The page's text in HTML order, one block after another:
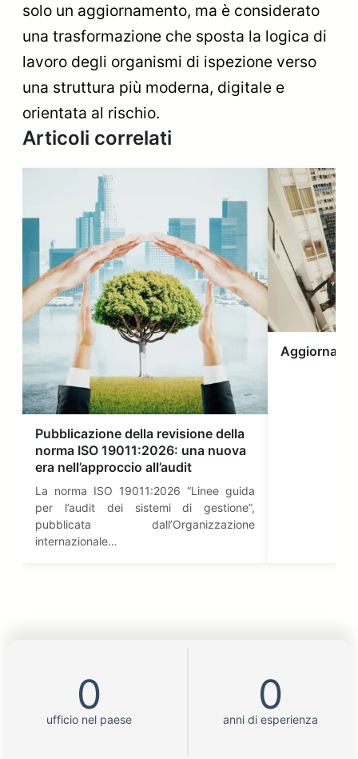
solo un aggiornamento, ma è considerato
una trasformazione che sposta la logica di
lavoro degli organismi di ispezione verso
una struttura più moderna, digitale e
orientata al rischio.
Articoli correlati
Pubblicazione della revisione della
norma ISO 19011:2026: una nuova
era nell’approccio all’audit
La norma ISO 19011:2026 “Linee guida
per l’audit dei sistemi di gestione”,
pubblicata dall’Organizzazione
internazionale…
0
ufficio nel paese
0
anni di esperienza